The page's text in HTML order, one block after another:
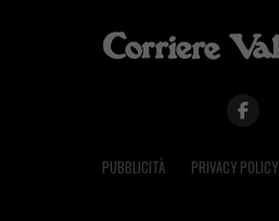
PUBBLICITÀ PRIVACY POLICY